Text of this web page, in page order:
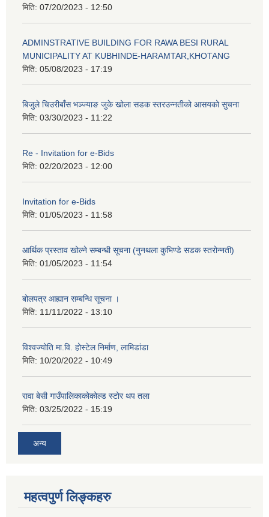
मिति: 07/20/2023 - 12:50
ADMINSTRATIVE BUILDING FOR RAWA BESI RURAL
MUNICIPALITY AT KUBHINDE-HARAMTAR,KHOTANG
मिति: 05/08/2023 - 17:19
बिजुले चिउरीबाँस भञ्ज्याङ जुके खोला सडक स्तरउन्नतीको आसयको सुचना
मिति: 03/30/2023 - 11:22
Re - Invitation for e-Bids
मिति: 02/20/2023 - 12:00
Invitation for e-Bids
मिति: 01/05/2023 - 11:58
आर्थिक प्रस्ताव खोल्ने सम्बन्धी सूचना (नुनथला कुभिण्डे सडक स्तरोन्नती)
मिति: 01/05/2023 - 11:54
बोलपत्र आह्यान सम्बन्धि सूचना ।
मिति: 11/11/2022 - 13:10
विश्वज्योति मा.वि. होस्टेल निर्माण, लामिडांडा
मिति: 10/20/2022 - 10:49
रावा बेसी गाउँपालिकाकोकोल्ड स्टोर थप तला
मिति: 03/25/2022 - 15:19
अन्य
महत्वपुर्ण लिङ्कहरु